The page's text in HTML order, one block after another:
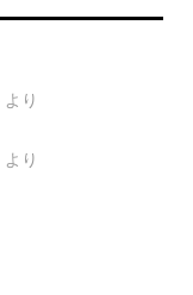
より
より